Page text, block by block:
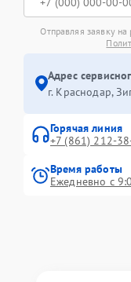
Отправляя заявку
Адрес
г. Краснодар,
Горячая линия
+7 (861) 212-
Время работы
Ежедневно с